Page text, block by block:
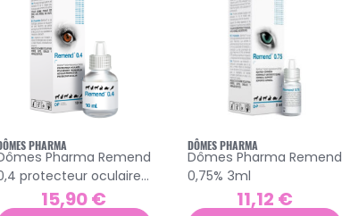
PHARMA
Pharma Remend
protecteur oculaire
chat et chien 10ml
15,90 €
DÔMES PHARMA
Dômes Pharma Remend
0,75% 3ml
11,12 €